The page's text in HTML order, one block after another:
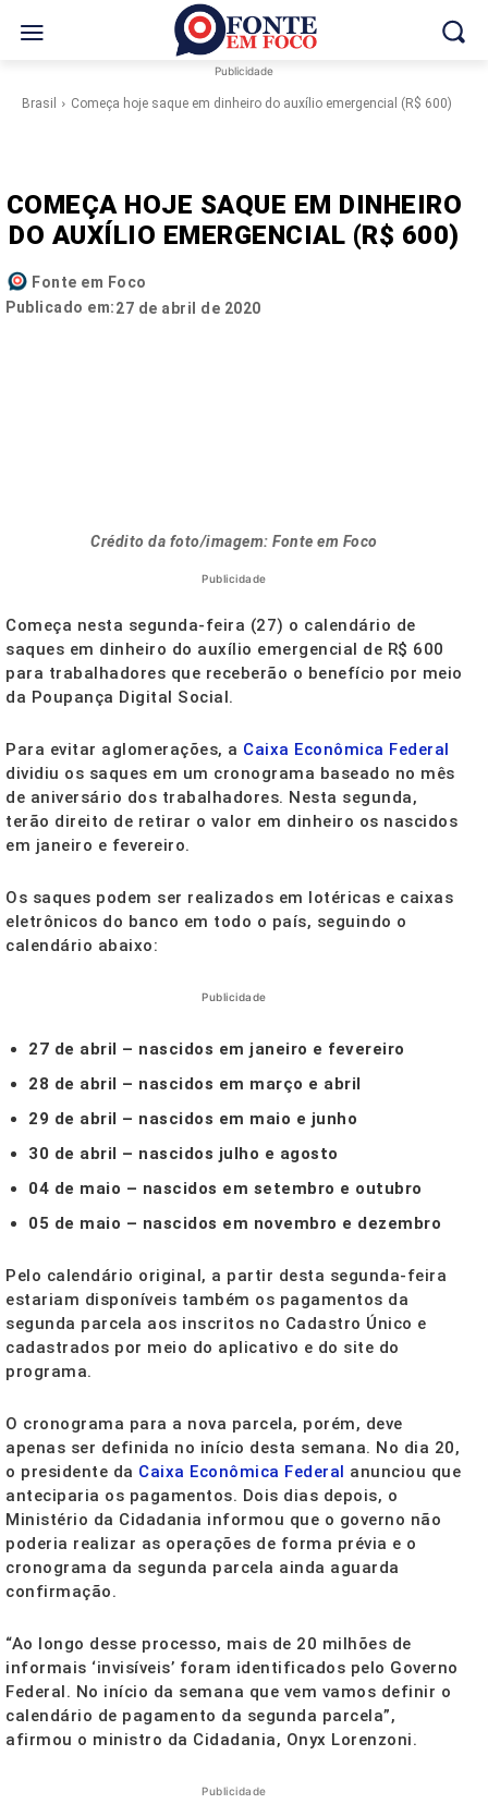
Publicidade
Brasil Começa hoje saque em dinheiro do auxílio emergencial (R$ 600)
COMEÇA HOJE SAQUE EM DINHEIRO
DO AUXÍLIO EMERGENCIAL (R$ 600)
Fonte em Foco
Publicado em:27 de abril de 2020
Crédito da foto/imagem: Fonte em Foco
Publicidade
Começa nesta segunda-feira (27) o calendário de
saques em dinheiro do auxílio emergencial de R$ 600
para trabalhadores que receberão o benefício por meio
da Poupança Digital Social.
Para evitar aglomerações, a Caixa Econômica Federal
dividiu os saques em um cronograma baseado no mês
de aniversário dos trabalhadores. Nesta segunda,
terão direito de retirar o valor em dinheiro os nascidos
em janeiro e fevereiro.
Os saques podem ser realizados em lotéricas e caixas
eletrônicos do banco em todo o país, seguindo o
calendário abaixo:
Publicidade
27 de abril – nascidos em janeiro e fevereiro
28 de abril – nascidos em março e abril
29 de abril – nascidos em maio e junho
30 de abril – nascidos julho e agosto
04 de maio – nascidos em setembro e outubro
05 de maio – nascidos em novembro e dezembro
Pelo calendário original, a partir desta segunda-feira
estariam disponíveis também os pagamentos da
segunda parcela aos inscritos no Cadastro Único e
cadastrados por meio do aplicativo e do site do
programa.
O cronograma para a nova parcela, porém, deve
apenas ser definida no início desta semana. No dia 20,
o presidente da Caixa Econômica Federal anunciou que
anteciparia os pagamentos. Dois dias depois, o
Ministério da Cidadania informou que o governo não
poderia realizar as operações de forma prévia e o
cronograma da segunda parcela ainda aguarda
confirmação.
“Ao longo desse processo, mais de 20 milhões de
informais ‘invisíveis’ foram identificados pelo Governo
Federal. No início da semana que vem vamos definir o
calendário de pagamento da segunda parcela”,
afirmou o ministro da Cidadania, Onyx Lorenzoni.
Publicidade